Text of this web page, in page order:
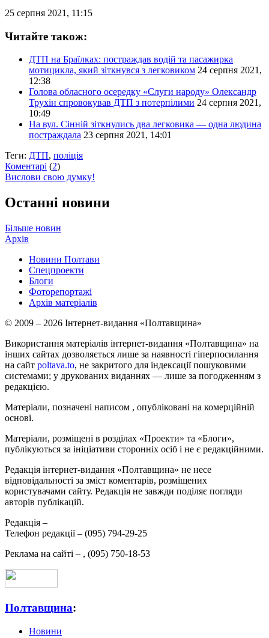
25 серпня 2021, 11:15
Читайте також:
ДТП на Браїлках: постраждав водій та пасажирка
мотицикла, який зіткнувся з легковиком 24 серпня 2021,
12:38
Голова обласного осередку «Слуги народу» Олександр
Трухін спровокував ДТП з потерпілими 24 серпня 2021,
10:49
На вул. Сінній зіткнулись два легковика — одна людина
постраждала 23 серпня 2021, 14:01
Теги: ДТП, поліція
Коментарі (2)
Вислови свою думку!
Останні новини
Більше новин
Архів
Новини Полтави
Спецпроекти
Блоги
Фоторепортажі
Архів матеріалів
© 2009 – 2026 Інтернет-видання «Полтавщина»
Використання матеріалів інтернет-видання «Полтавщина» на
інших сайтах дозволяється лише за наявності гіперпосилання
на сайт poltava.to, не закритого для індексації пошуковими
системами; у друкованих виданнях — лише за погодженням з
редакцією.
Матеріали, позначені написом , опубліковані на комерційній
основі.
Матеріали, розміщені в розділах «Проекти» та «Блоги»,
публікуються за ініціативи сторонніх осіб і не є редакційними.
Редакція інтернет-видання «Полтавщина» не несе
відповідальності за зміст коментарів, розміщених
користувачами сайту. Редакція не завжди поділяє погляди
авторів публікацій.
Редакція –
Телефон редакції – (095) 794-29-25
Реклама на сайті – , (095) 750-18-53
Полтавщина:
Новини